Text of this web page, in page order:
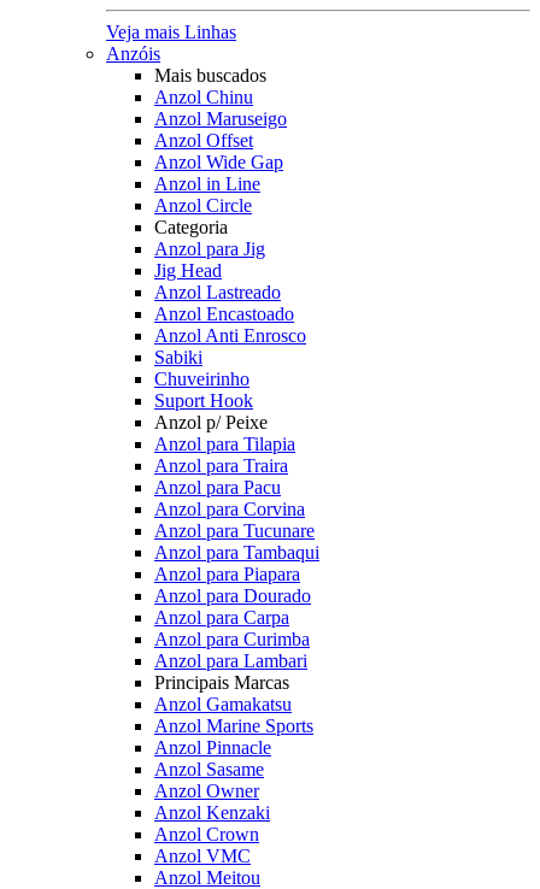
Veja mais Linhas
Anzóis
Mais buscados
Anzol Chinu
Anzol Maruseigo
Anzol Offset
Anzol Wide Gap
Anzol in Line
Anzol Circle
Categoria
Anzol para Jig
Jig Head
Anzol Lastreado
Anzol Encastoado
Anzol Anti Enrosco
Sabiki
Chuveirinho
Suport Hook
Anzol p/ Peixe
Anzol para Tilapia
Anzol para Traira
Anzol para Pacu
Anzol para Corvina
Anzol para Tucunare
Anzol para Tambaqui
Anzol para Piapara
Anzol para Dourado
Anzol para Carpa
Anzol para Curimba
Anzol para Lambari
Principais Marcas
Anzol Gamakatsu
Anzol Marine Sports
Anzol Pinnacle
Anzol Sasame
Anzol Owner
Anzol Kenzaki
Anzol Crown
Anzol VMC
Anzol Meitou